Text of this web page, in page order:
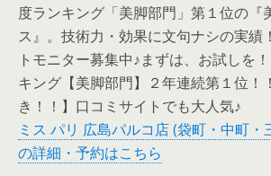
度ランキング「美脚部門」第１位の『
ス』。技術力・効果に文句ナシの実績
トモニター募集中♪まずは、お試しを
キング【美脚部門】２年連続第１位！
き！！】口コミサイトでも大人気♪
ミス パリ 広島パルコ店 (袋町・中町・
の詳細・予約はこちら